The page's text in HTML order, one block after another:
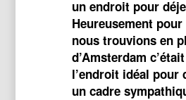
un endroit pour
Heureusement
nous trouvions en
d’Amsterdam
l’endroit idéal pour
un cadre